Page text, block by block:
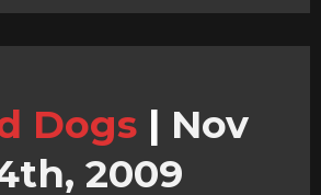
Dogs | Nov
2009